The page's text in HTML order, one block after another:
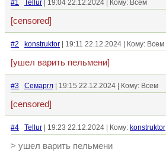
#1 Tellur | 19:04 22.12.2024 | Кому: Всем
[censored]
#2 konstruktor | 19:11 22.12.2024 | Кому: Всем
[ушел варить пельмени]
#3 Семаргл | 19:15 22.12.2024 | Кому: Всем
[censored]
#4 Tellur | 19:23 22.12.2024 | Кому: konstruktor
> ушел варить пельмени